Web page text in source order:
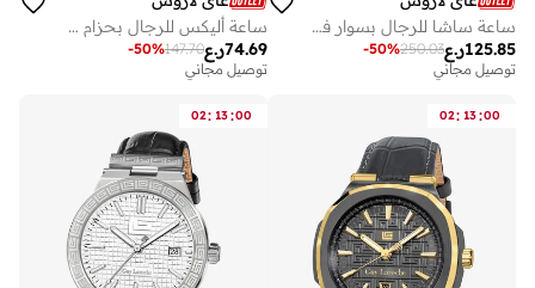
ساعة ساشا للرجال بسوار فضي من الستانلس ستيل ملم مقاومة للماء ضغط جوي
ر.ع125.85
250.03
-50%
توصيل مجاني
ساعة أليكس للرجال بحزام جلد طبيعي أسود ٤٠ مم ٥ ضغط جوي
ر.ع74.69
147.70
-50%
توصيل مجاني
على وشك النفاد
02: 13:00
02: 13:00